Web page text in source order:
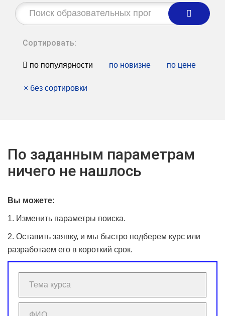
Строка
поиска:
Сортировать:
по популярности по новизне по цене
× без сортировки
По заданным параметрам
ничего не нашлось
Вы можете:
1. Изменить параметры поиска.
2. Оставить заявку, и мы быстро подберем курс или
разработаем его в короткий срок.